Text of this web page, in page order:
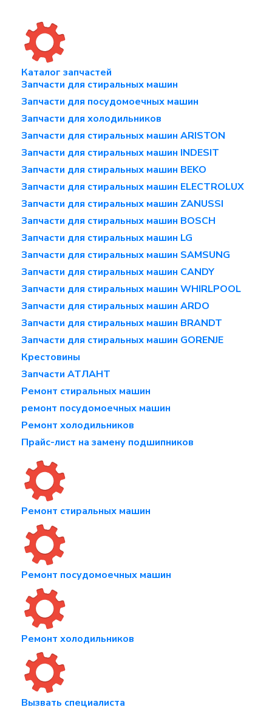
Каталог запчастей
Запчасти для стиральных машин
Запчасти для посудомоечных машин
Запчасти для холодильников
Запчасти для стиральных машин ARISTON
Запчасти для стиральных машин INDESIT
Запчасти для стиральных машин BEKO
Запчасти для стиральных машин ELECTROLUX
Запчасти для стиральных машин ZANUSSI
Запчасти для стиральных машин BOSCH
Запчасти для стиральных машин LG
Запчасти для стиральных машин SAMSUNG
Запчасти для стиральных машин CANDY
Запчасти для стиральных машин WHIRLPOOL
Запчасти для стиральных машин ARDO
Запчасти для стиральных машин BRANDT
Запчасти для стиральных машин GORENJE
Крестовины
Запчасти АТЛАНТ
Ремонт стиральных машин
ремонт посудомоечных машин
Ремонт холодильников
Прайс-лист на замену подшипников
Ремонт стиральных машин
Ремонт посудомоечных машин
Ремонт холодильников
Вызвать специалиста